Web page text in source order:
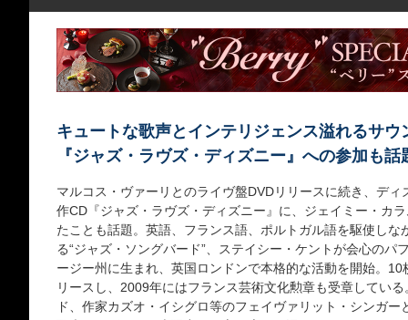
キュートな歌声とインテリジェンス溢れるサウ
『ジャズ・ラヴズ・ディズニー』への参加も
マルコス・ヴァーリとのライヴ盤DVDリリースに続き、デ
作CD『ジャズ・ラヴズ・ディズニー』に、ジェイミー・カ
たことも話題。英語、フランス語、ポルトガル語を駆使し
る“ジャズ・ソングバード”、ステイシー・ケントが会心のパ
ージー州に生まれ、英国ロンドンで本格的な活動を開始。
リースし、2009年にはフランス芸術文化勲章も受章してい
ド、作家カズオ・イシグロ等のフェイヴァリット・シンガ